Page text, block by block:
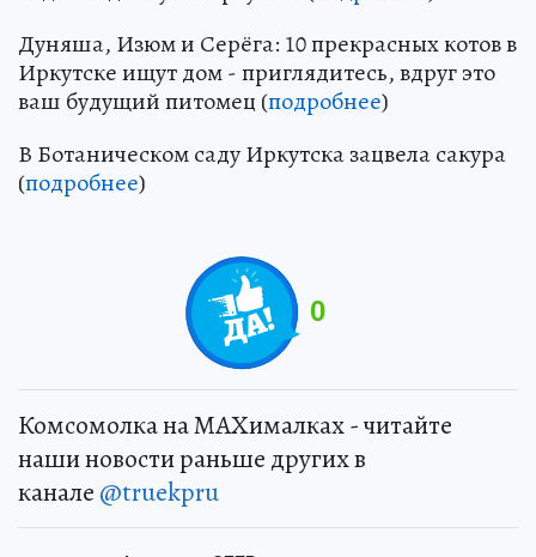
Дуняша, Изюм и Серёга: 10 прекрасных котов в
Иркутске ищут дом - приглядитесь, вдруг это
ваш будущий питомец (подробнее)
В Ботаническом саду Иркутска зацвела сакура
(подробнее)
0
Комсомолка на MAXималках - читайте
наши новости раньше других в
канале @truekpru